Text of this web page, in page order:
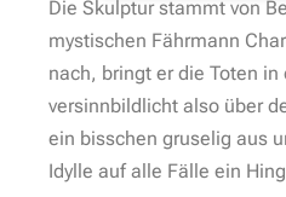
Die Skulptur stammt von
mystischen Fährmann
nach, bringt er die Toten
versinnbildlicht also über
ein bisschen gruselig aus
Idylle auf alle Fälle ein